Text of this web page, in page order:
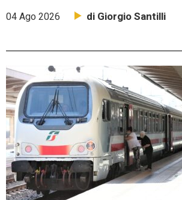
04 Ago 2026 di Giorgio Santilli